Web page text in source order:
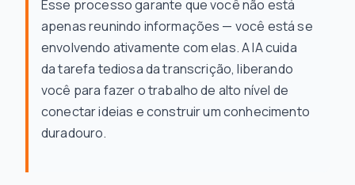
Esse processo garante que você não está
apenas reunindo informações — você está se
envolvendo ativamente com elas. A IA cuida
da tarefa tediosa da transcrição, liberando
você para fazer o trabalho de alto nível de
conectar ideias e construir um conhecimento
duradouro.